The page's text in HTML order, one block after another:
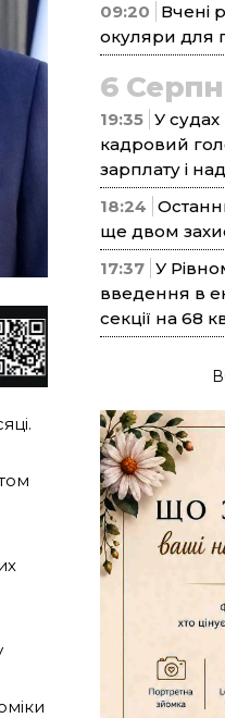
09:20
Вчені
окуляри для
6
19:35 У судах
кадровий
зарплату і
18:24
ще двом
17:37 У
введення в
секції на 68